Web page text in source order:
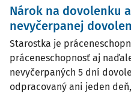
Nárok na dovolenku
nevyčerpanej
Starostka je
práceneschopnosť aj
nevyčerpaných 5 dní
odpracovaný ani jeden